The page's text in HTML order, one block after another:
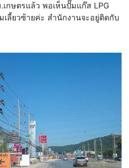
กษตรแล้ว พอเห็นปั๊มแก๊ส LPG
เลี้ยวซ้ายค่ะ สำนักงานจะอยู่ติดกับ